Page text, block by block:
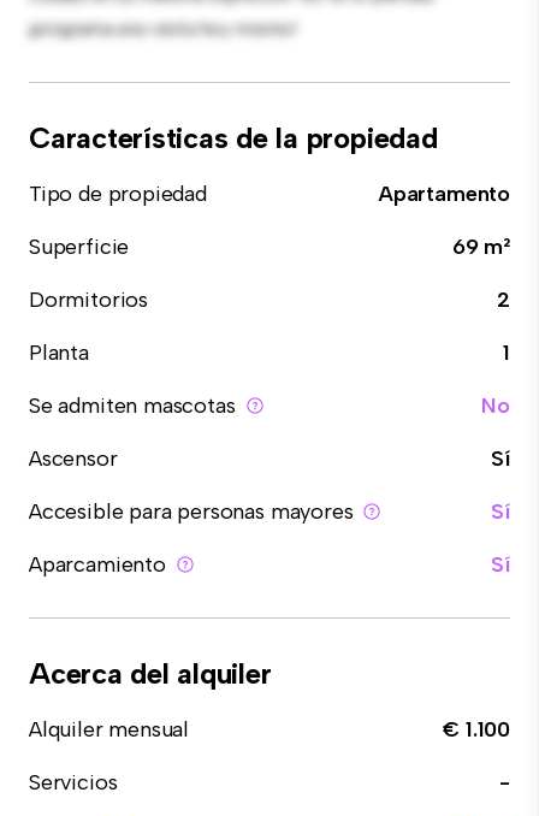
¡programa una visita hoy mismo!
Características de la propiedad
Tipo de propiedad
Apartamento
Superficie
69 m²
Dormitorios
2
Planta
1
Se admiten mascotas
No
Ascensor
Sí
Accesible para personas mayores
Sí
Aparcamiento
Sí
Acerca del alquiler
Alquiler mensual
€ 1.100
Servicios
-